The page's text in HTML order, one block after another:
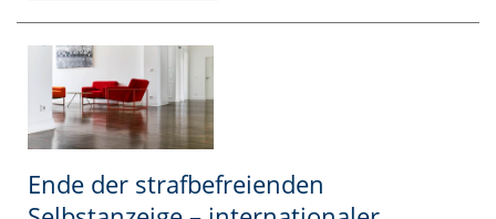
Ende der strafbefreienden